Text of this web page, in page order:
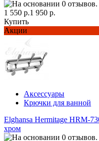
1 550 р.1 950 р.
Купить
Акции
Аксессуары
Крючки для ванной
Elghansa Hermitage HRM-
хром